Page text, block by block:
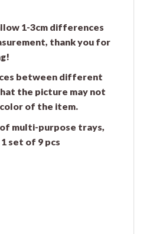
1-3cm differences
thank you for
between different
the picture may not
of the item.
multi-purpose trays,
set of 9 pcs